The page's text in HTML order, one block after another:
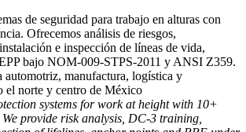
de seguridad para trabajo en alturas con
Ofrecemos análisis de riesgos,
e inspección de líneas de vida,
bajo NOM-009-STPS-2011 y ANSI Z359.
automotriz, manufactura, logística y
el norte y centro de México
systems for work at height with 10+
provide risk analysis, DC-3 training,